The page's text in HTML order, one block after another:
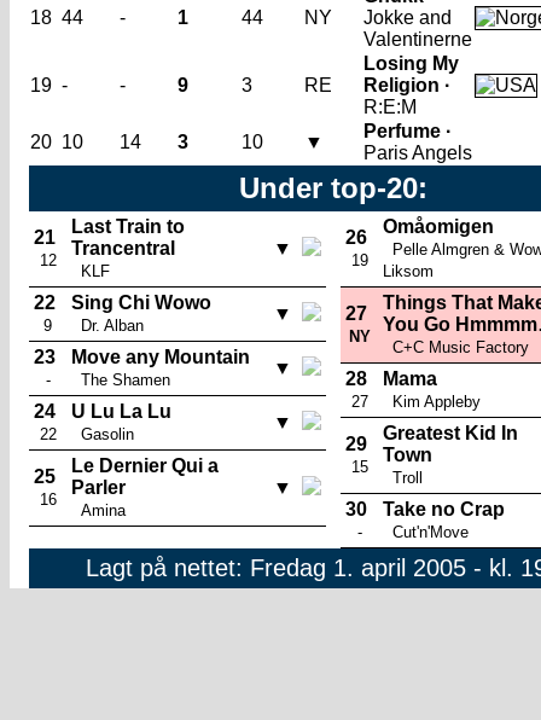
18 44 - 1 44 NY
Jokke and
Valentinerne
19 - - 9 3 RE
Losing My
Religion ·
R:E:M
20 10 14 3 10 ▼
Perfume ·
Paris Angels
Under top-20:
21
12
Last Train to
Trancentral
KLF
▼
22
9
Sing Chi Wowo
Dr. Alban
▼
23
-
Move any Mountain
The Shamen
▼
24
22
U Lu La Lu
Gasolin
▼
25
16
Le Dernier Qui a
Parler
Amina
▼
26
19
Omåomigen
Pelle Almgren &
Liksom
27
NY
Things That
You Go
C+C Music Factory
28
27
Mama
Kim Appleby
29
15
Greatest Kid In
Town
Troll
30
-
Take no Crap
Cut'n'Move
Lagt på nettet: Fredag 1. april 2005 - kl.